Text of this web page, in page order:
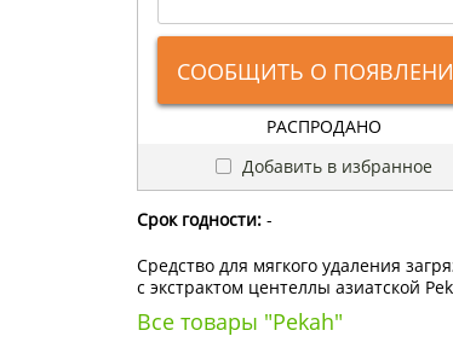
СООБЩИТЬ О
РАСПРОДАНО
Добавить в избранное
Срок годности:-
Средство для мягкого удаления
с экстрактом центеллы азиатской
Все товары "Pekah"